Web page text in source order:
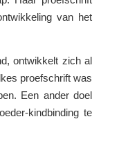
van het
ontwikkelt zich al
proefschrift was
Een ander doel
kindbinding te